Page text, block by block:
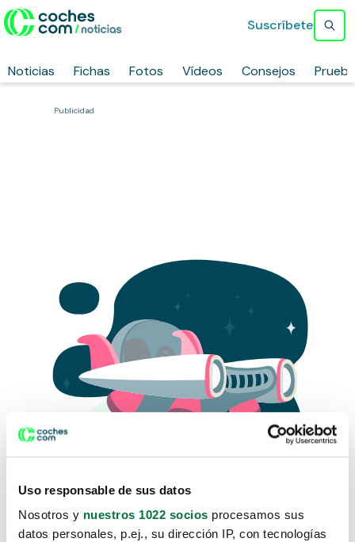
Uso responsable de sus datos
Nosotros y nuestros 1022 socios procesamos sus
datos personales, p.ej., su dirección IP, con tecnologías
Noticias Fichas Fotos Vídeos Consejos
Suscríbete
Publicidad